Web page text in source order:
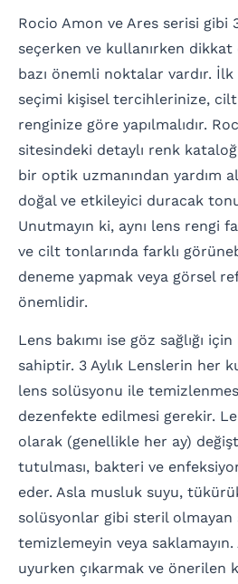
Rocio Amon ve Ares serisi gibi
seçerken ve kullanırken
bazı önemli noktalar vardır.
seçimi kişisel tercihlerinize,
renginize göre yapılmalıdır.
sitesindeki detaylı renk
bir optik uzmanından yardım
doğal ve etkileyici duracak
Unutmayın ki, aynı lens rengi
ve cilt tonlarında farklı
deneme yapmak veya görsel
önemlidir.
Lens bakımı ise göz sağlığı
sahiptir. 3 Aylık Lenslerin her
lens solüsyonu ile
dezenfekte edilmesi gerekir.
olarak (genellikle her ay)
tutulması, bakteri ve
eder. Asla musluk suyu,
solüsyonlar gibi steril olmayan
temizlemeyin veya
uyurken çıkarmak ve önerilen